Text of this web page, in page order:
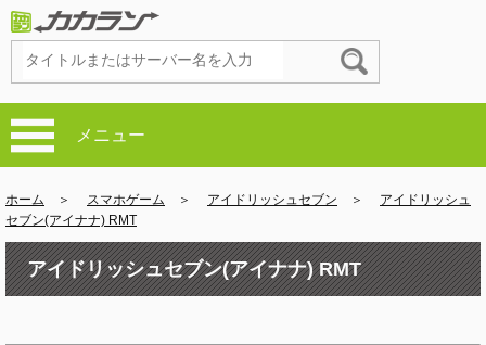
メニュー
ホーム ＞ スマホゲーム ＞ アイドリッシュセブン ＞ アイドリッシュ
セブン(アイナナ) RMT
アイドリッシュセブン(アイナナ) RMT